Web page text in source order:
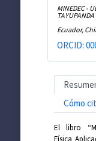
MINEDEC -
TAYUPANDA
Ecuador,
ORCID:
Cómo
El libro
Física